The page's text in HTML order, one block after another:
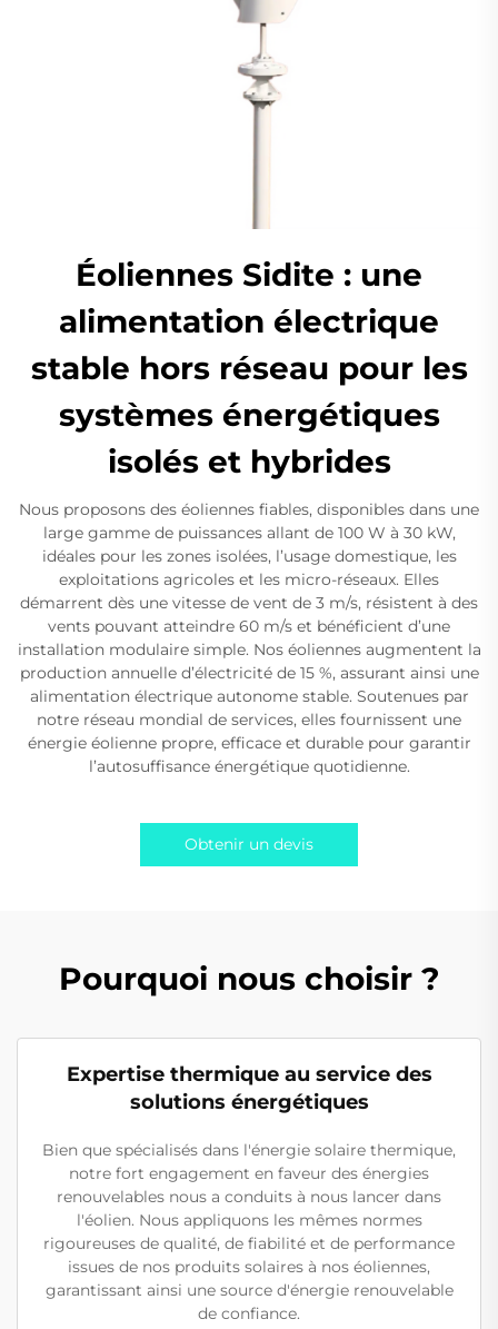
Éoliennes Sidite : une
alimentation électrique
stable hors réseau pour les
systèmes énergétiques
isolés et hybrides
Nous proposons des éoliennes fiables, disponibles dans une
large gamme de puissances allant de 100 W à 30 kW,
idéales pour les zones isolées, l’usage domestique, les
exploitations agricoles et les micro-réseaux. Elles
démarrent dès une vitesse de vent de 3 m/s, résistent à des
vents pouvant atteindre 60 m/s et bénéficient d’une
installation modulaire simple. Nos éoliennes augmentent la
production annuelle d’électricité de 15 %, assurant ainsi une
alimentation électrique autonome stable. Soutenues par
notre réseau mondial de services, elles fournissent une
énergie éolienne propre, efficace et durable pour garantir
l’autosuffisance énergétique quotidienne.
Obtenir un devis
Pourquoi nous choisir ?
Expertise thermique au service des
solutions énergétiques
Bien que spécialisés dans l'énergie solaire thermique,
notre fort engagement en faveur des énergies
renouvelables nous a conduits à nous lancer dans
l'éolien. Nous appliquons les mêmes normes
rigoureuses de qualité, de fiabilité et de performance
issues de nos produits solaires à nos éoliennes,
garantissant ainsi une source d'énergie renouvelable
de confiance.